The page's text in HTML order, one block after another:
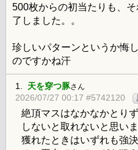
500枚からの初当たりも、
了しました。。
珍しいパターンというか悔
のですかね汗
1. 天を穿つ豚さん
2026/07/27 00:17 #5742120
絶頂マスはなかなかとり
しないと取れないと思いま
獲れたときはいずれも強